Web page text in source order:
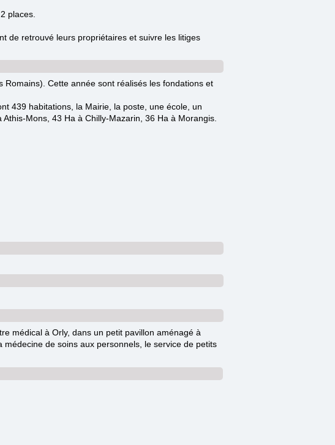
places.
de retrouvé leurs propriétaires et suivre les litiges
Cette année sont réalisés les fondations et
439 habitations, la Mairie, la poste, une école, un
Mons, 43 Ha à Chilly-Mazarin, 36 Ha à Morangis.
médical à Orly, dans un petit pavillon aménagé à
de soins aux personnels, le service de petits